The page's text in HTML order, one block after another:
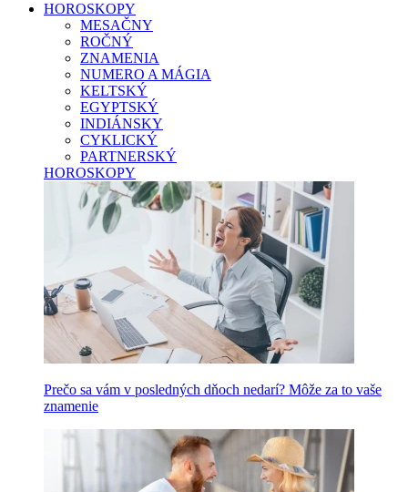
HOROSKOPY
MESAČNY
ROČNÝ
ZNAMENIA
NUMERO A MÁGIA
KELTSKÝ
EGYPTSKÝ
INDIÁNSKY
CYKLICKÝ
PARTNERSKÝ
HOROSKOPY
Prečo sa vám v posledných dňoch nedarí? Môže za to vaše
znamenie